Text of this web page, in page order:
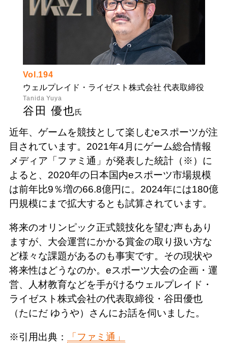
Vol.194
ウェルプレイド・ライゼスト株式会社 代表取締役
Tanida Yuya
谷田 優也氏
近年、ゲームを競技として楽しむeスポーツが注
目されています。2021年4月にゲーム総合情報
メディア「ファミ通」が発表した統計（※）に
よると、2020年の日本国内eスポーツ市場規模
は前年比9％増の66.8億円に。2024年には180億
円規模にまで拡大するとも試算されています。
将来のオリンピック正式競技化を望む声もあり
ますが、大会運営にかかる賞金の取り扱い方な
ど様々な課題があるのも事実です。その現状や
将来性はどうなのか。eスポーツ大会の企画・運
営、人材教育などを手がけるウェルプレイド・
ライゼスト株式会社の代表取締役・谷田優也
（たにだ ゆうや）さんにお話を伺いました。
※引用出典： 「ファミ通」